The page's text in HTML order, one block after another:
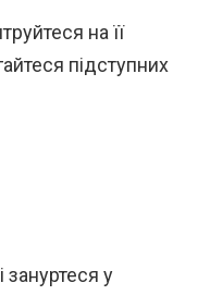
на її
підступних
зануртеся у